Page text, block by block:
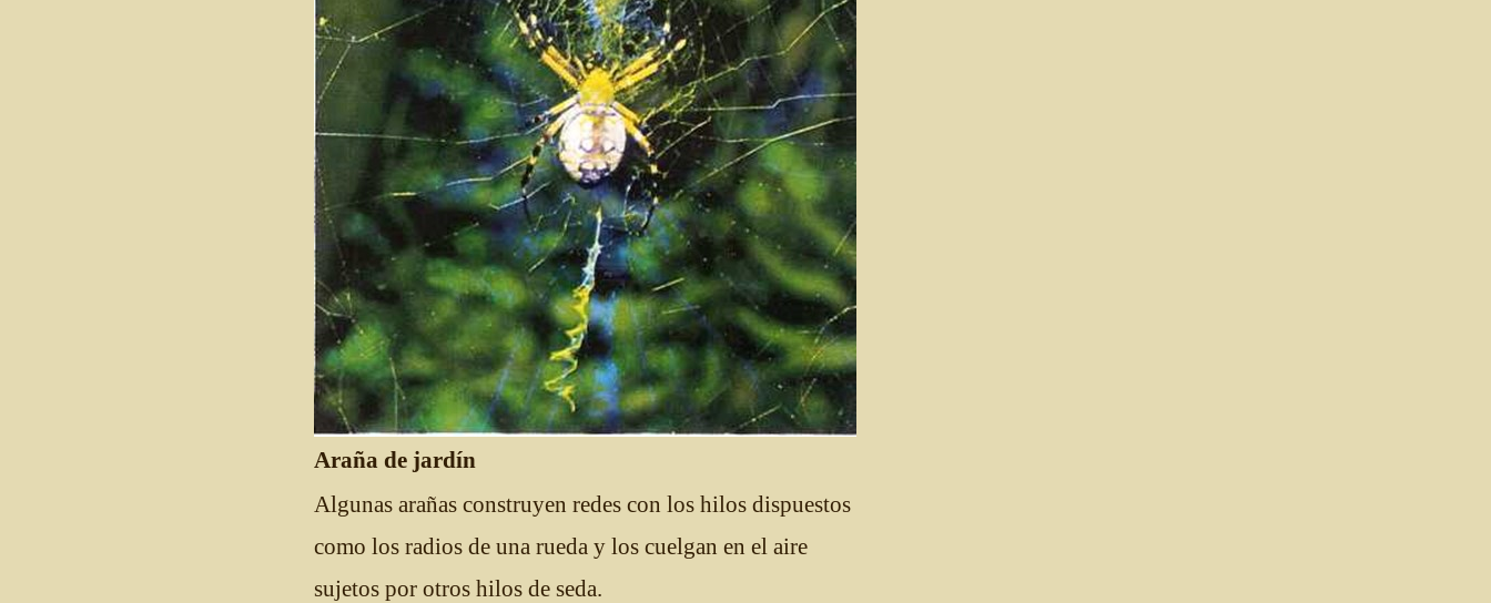
Araña de jardín
Algunas arañas construyen redes con los hilos dispuestos
como los radios de una rueda y los cuelgan en el aire
sujetos por otros hilos de seda.